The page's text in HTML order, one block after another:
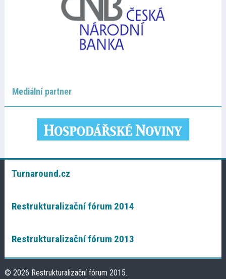
Mediální partner
Turnaround.cz
Restrukturalizační fórum 2014
Restrukturalizační fórum 2013
© 2026 Restrukturalizační fórum 2015.